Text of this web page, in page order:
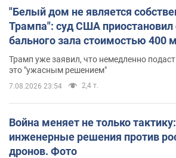
"Белый дом не является
Трампа": суд США приостановил
бального зала стоимостью 400
Трамп уже заявил, что немедленно
это "ужасным решением"
7.08.2026 23:54 2,4 т.
Война меняет не только
инженерные решения против
дронов. Фото